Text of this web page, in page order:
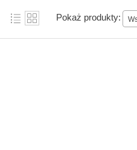
Pokaż produkty: